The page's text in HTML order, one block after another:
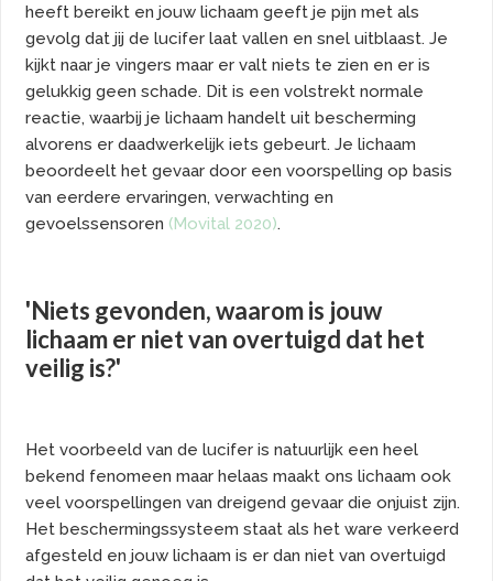
heeft bereikt en jouw lichaam geeft je pijn met als
gevolg dat jij de lucifer laat vallen en snel uitblaast. Je
kijkt naar je vingers maar er valt niets te zien en er is
gelukkig geen schade. Dit is een volstrekt normale
reactie, waarbij je lichaam handelt uit bescherming
alvorens er daadwerkelijk iets gebeurt. Je lichaam
beoordeelt het gevaar door een voorspelling op basis
van eerdere ervaringen, verwachting en
gevoelssensoren (Movital 2020).
'Niets gevonden, waarom is jouw
lichaam er niet van overtuigd dat het
veilig is?'
Het voorbeeld van de lucifer is natuurlijk een heel
bekend fenomeen maar helaas maakt ons lichaam ook
veel voorspellingen van dreigend gevaar die onjuist zijn.
Het beschermingssysteem staat als het ware verkeerd
afgesteld en jouw lichaam is er dan niet van overtuigd